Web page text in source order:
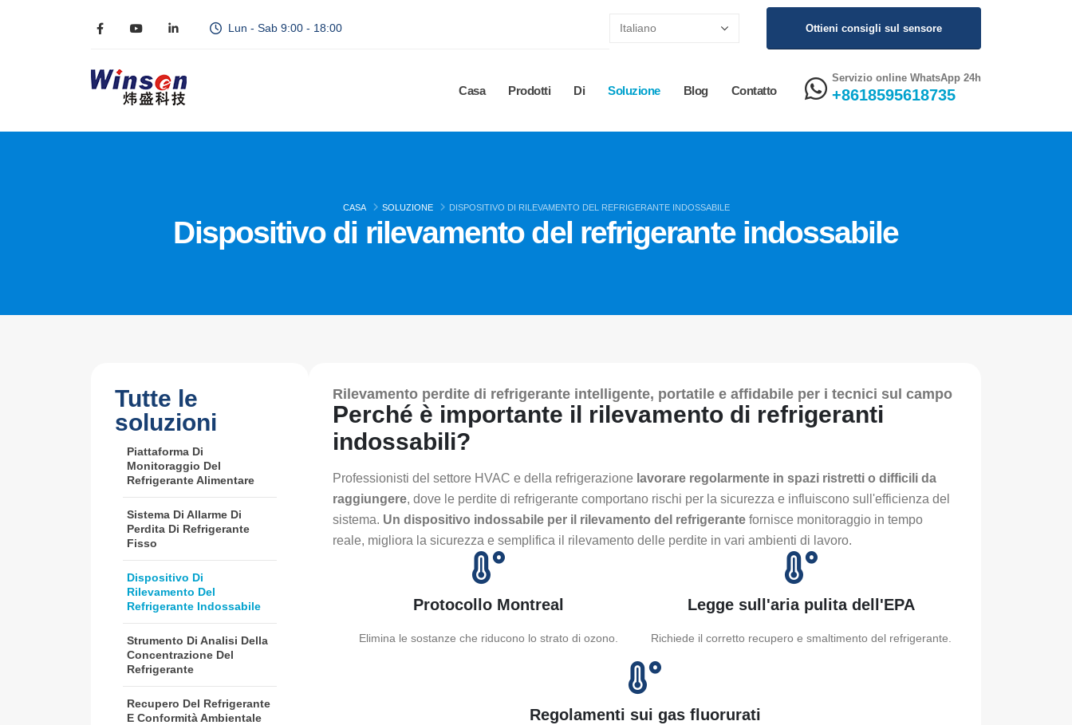
Lun - Sab 9:00 - 18:00 Ottieni consigli sul sensore
Casa Prodotti Di Soluzione Blog Contatto
Servizio online WhatsApp 24h
+8618595618735
CASA SOLUZIONE DISPOSITIVO DI RILEVAMENTO DEL REFRIGERANTE INDOSSABILE
Dispositivo di rilevamento del refrigerante indossabile
Tutte le
soluzioni
Piattaforma Di
Monitoraggio Del
Refrigerante Alimentare
Sistema Di Allarme Di
Perdita Di Refrigerante
Fisso
Dispositivo Di
Rilevamento Del
Refrigerante Indossabile
Strumento Di Analisi Della
Concentrazione Del
Refrigerante
Recupero Del Refrigerante
E Conformità Ambientale
Rilevamento perdite di refrigerante intelligente, portatile e affidabile per i tecnici sul campo
Perché è importante il rilevamento di refrigeranti
indossabili?
Professionisti del settore HVAC e della refrigerazione lavorare regolarmente in spazi ristretti o difficili da
raggiungere, dove le perdite di refrigerante comportano rischi per la sicurezza e influiscono sull'efficienza del
sistema. Un dispositivo indossabile per il rilevamento del refrigerante fornisce monitoraggio in tempo
reale, migliora la sicurezza e semplifica il rilevamento delle perdite in vari ambienti di lavoro.
Protocollo Montreal
Elimina le sostanze che riducono lo strato di ozono.
Legge sull'aria pulita dell'EPA
Richiede il corretto recupero e smaltimento del refrigerante.
Regolamenti sui gas fluorurati